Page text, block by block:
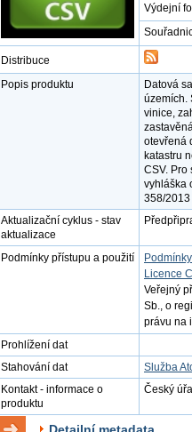
Výdejní
Distribuce
Popis produktu
Datová
územích.
vinice,
otevřená
katastru
CSV. Pro
vyhláška
358/2013
Aktualizační cyklus - stav
aktualizace
Podmínky přístupu a použití
Licence
Veřejný
Sb., o
právu na
Prohlížení dat
Stahování dat
Služba
Kontakt - informace o
produktu
Český